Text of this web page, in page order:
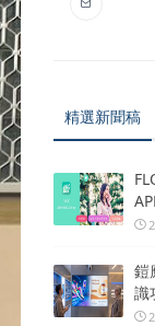
精選新聞稿
鎧
識